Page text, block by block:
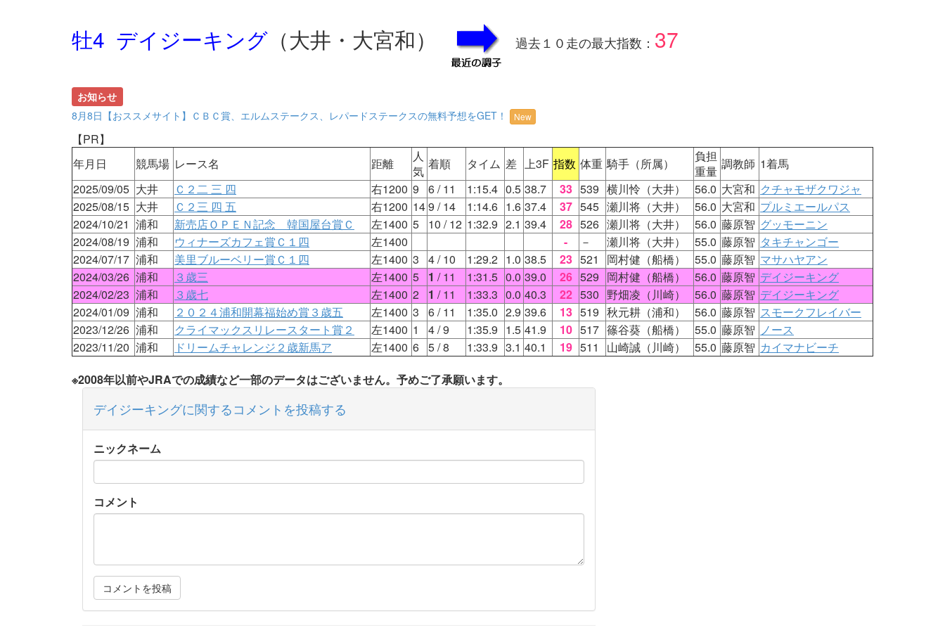
牡4 デイジーキング （大井・大宮和） 過去１０走の最大指数： 37
お知らせ
8月8日【おススメサイト】ＣＢＣ賞、エルムステークス、レパードステークスの無料予想をGET！
New
【PR】
年月日
競馬場 レース名 距離
人
気 着順 タイム 差 上3F 指数 体重 騎手（所属）
負担
重量 調教師 1着馬
2025/09/05 大井 Ｃ２二 三 四 右1200 9 6/ 11 1:15.4 0.5 38.7 33 539 横川怜（大井） 56.0 大宮和 クチャモザクワジャ
2025/08/15 大井 Ｃ２三 四 五 右1200 149 / 14 1:14.6 1.6 37.4 37 545 瀬川将（大井） 56.0 大宮和 プルミエールパス
2024/10/21 浦和 新売店ＯＰＥＮ記念 韓国屋台賞Ｃ 左1400 5 10 / 12 1:32.9 2.1 39.4 28 526 瀬川将（大井） 56.0 藤原智 グッモーニン
2024/08/19 浦和 ウィナーズカフェ賞Ｃ１四 左1400 - － 瀬川将（大井） 55.0 藤原智 タキチャンゴー
2024/07/17 浦和 美里ブルーベリー賞Ｃ１四 左1400 3 4/ 10 1:29.2 1.0 38.5 23 521 岡村健（船橋） 55.0 藤原智 マサハヤアン
2024/03/26 浦和 ３歳三 左1400 5 1 / 11 1:31.5 0.0 39.0 26 529 岡村健（船橋） 56.0 藤原智 デイジーキング
2024/02/23 浦和 ３歳七 左1400 2 1 / 11 1:33.3 0.0 40.3 22 530 野畑凌（川崎） 56.0 藤原智 デイジーキング
2024/01/09 浦和 ２０２４浦和開幕福始め賞３歳五 左1400 3 6/ 11 1:35.0 2.9 39.6 13 519 秋元耕（浦和） 56.0 藤原智 スモークフレイバー
2023/12/26 浦和 クライマックスリレースタート賞２ 左1400 1 4/ 9 1:35.9 1.5 41.9 10 517 篠谷葵（船橋） 55.0 藤原智 ノース
2023/11/20 浦和 ドリームチャレンジ２歳新馬ア 左1400 6 5/ 8 1:33.9 3.1 40.1 19 511 山崎誠（川崎） 55.0 藤原智 カイマナビーチ
※2008年以前やJRAでの成績など一部のデータはございません。予めご了承願います。
デイジーキングに関するコメントを投稿する
ニックネーム
コメント